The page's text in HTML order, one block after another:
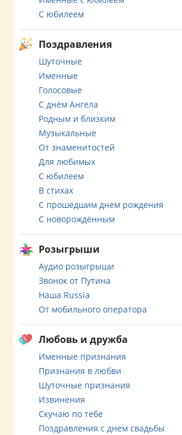
С юбилеем
Поздравления
Шуточные
Именные
Голосовые
С днём Ангела
Родным и близким
Музыкальные
От знаменитостей
Для любимых
С юбилеем
В стихах
С прошедшим днем рождения
С новорождённым
Розыгрыши
Аудио розыгрыши
Звонок от Путина
Наша Russia
От мобильного оператора
Любовь и дружба
Именные признания
Признания в любви
Шуточные признания
Извинения
Скучаю по тебе
Поздравления с днем свадьбы